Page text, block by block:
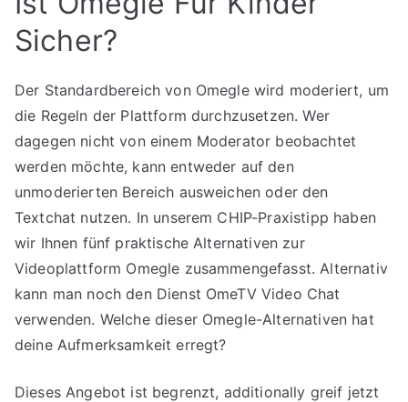
Sicher?
Der Standardbereich von Omegle wird moderiert, um
die Regeln der Plattform durchzusetzen. Wer
dagegen nicht von einem Moderator beobachtet
werden möchte, kann entweder auf den
unmoderierten Bereich ausweichen oder den
Textchat nutzen. In unserem CHIP-Praxistipp haben
wir Ihnen fünf praktische Alternativen zur
Videoplattform Omegle zusammengefasst. Alternativ
kann man noch den Dienst OmeTV Video Chat
verwenden. Welche dieser Omegle-Alternativen hat
deine Aufmerksamkeit erregt?
Dieses Angebot ist begrenzt, additionally greif jetzt